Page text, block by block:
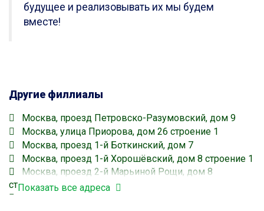
будущее и реализовывать их мы будем
вместе!
Другие филлиалы
Москва, проезд Петровско-Разумовский, дом 9
Москва, улица Приорова, дом 26 строение 1
Москва, проезд 1-й Боткинский, дом 7
Москва, проезд 1-й Хорошёвский, дом 8 строение 1
Москва, проезд 2-й Марьиной Рощи, дом 8
строение 1
Показать все адреса